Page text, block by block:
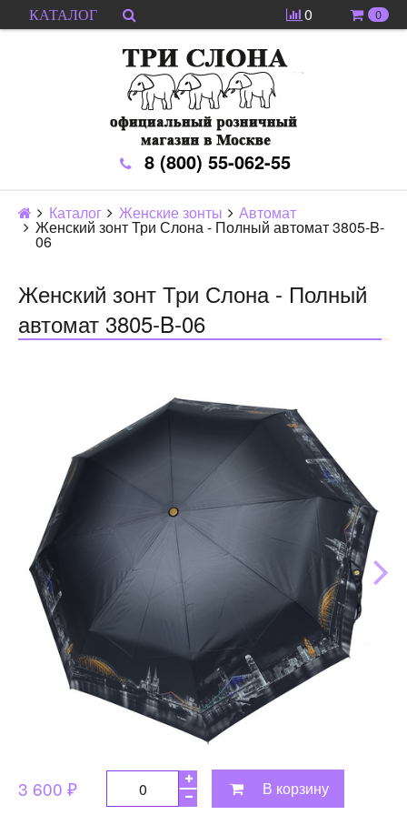
КАТАЛОГ 0 0
8 (800) 55-062-55
Каталог Женские зонты Автомат
Женский зонт Три Слона - Полный автомат 3805-B-
06
Женский зонт Три Слона - Полный
автомат 3805-B-06
3 600 ₽ В корзину